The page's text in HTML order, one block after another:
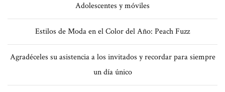
Adolescentes y móviles
Estilos de Moda en el Color del Año: Peach Fuzz
Agradéceles su asistencia a los invitados y recordar para siempre
un día único